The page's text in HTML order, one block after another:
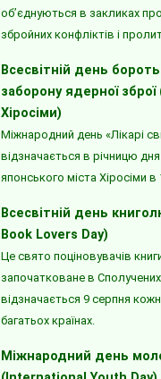
об’єднуються в закликах
збройних конфліктів і
Всесвітній день
заборону ядерної
Хіросіми)
Міжнародний день «Лікарі
відзначається в річницю
японського міста Хіросіми в
Всесвітній день
Book Lovers Day)
Це свято поціновувачів
започатковане в
відзначається 9 серпня
багатьох країнах.
Міжнародний день